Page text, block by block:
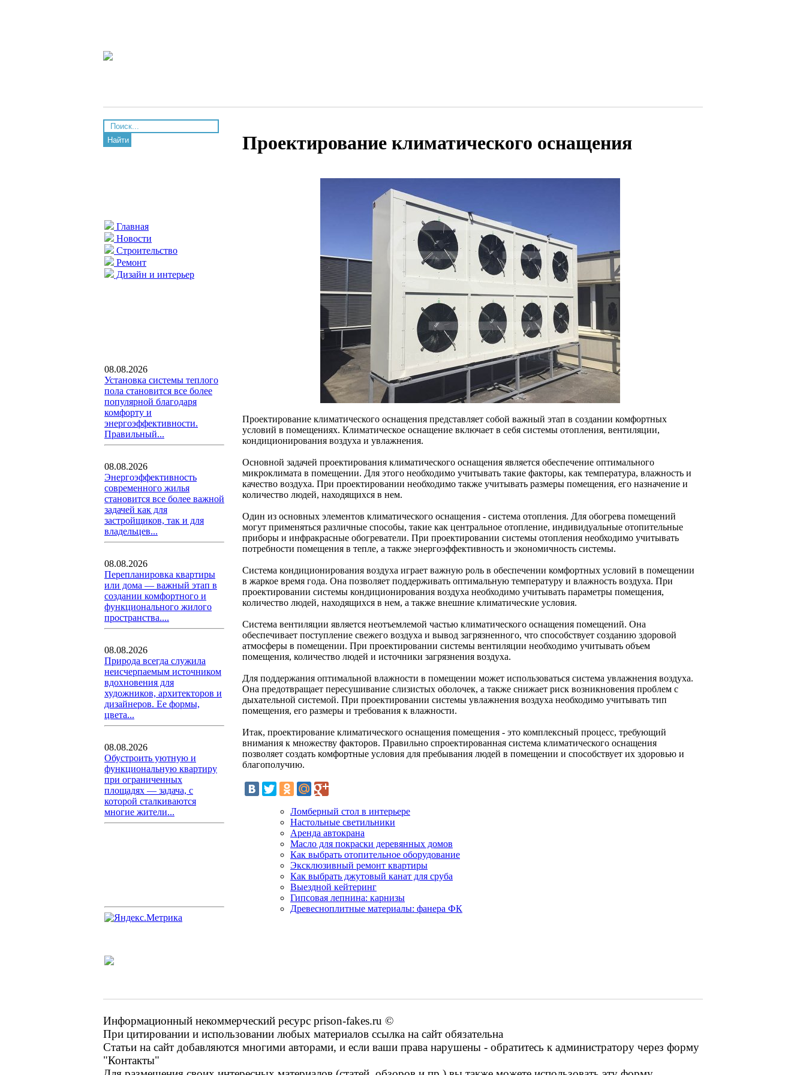
Найти
Главная
Новости
Строительство
Ремонт
Дизайн и интерьер
08.08.2026
Установка системы теплого
пола становится все более
популярной благодаря
комфорту и
энергоэффективности.
Правильный...
08.08.2026
Энергоэффективность
современного жилья
становится все более важной
задачей как для
застройщиков, так и для
владельцев...
08.08.2026
Перепланировка квартиры
или дома — важный этап в
создании комфортного и
функционального жилого
пространства....
08.08.2026
Природа всегда служила
неисчерпаемым источником
вдохновения для
художников, архитекторов и
дизайнеров. Ее формы,
цвета...
08.08.2026
Обустроить уютную и
функциональную квартиру
при ограниченных
площадях — задача, с
которой сталкиваются
многие жители...
Проектирование климатического оснащения
Проектирование климатического оснащения представляет собой важный этап в создании комфортных
условий в помещениях. Климатическое оснащение включает в себя системы отопления, вентиляции,
кондиционирования воздуха и увлажнения.
Основной задачей проектирования климатического оснащения является обеспечение оптимального
микроклимата в помещении. Для этого необходимо учитывать такие факторы, как температура, влажность и
качество воздуха. При проектировании необходимо также учитывать размеры помещения, его назначение и
количество людей, находящихся в нем.
Один из основных элементов климатического оснащения - система отопления. Для обогрева помещений
могут применяться различные способы, такие как центральное отопление, индивидуальные отопительные
приборы и инфракрасные обогреватели. При проектировании системы отопления необходимо учитывать
потребности помещения в тепле, а также энергоэффективность и экономичность системы.
Система кондиционирования воздуха играет важную роль в обеспечении комфортных условий в помещении
в жаркое время года. Она позволяет поддерживать оптимальную температуру и влажность воздуха. При
проектировании системы кондиционирования воздуха необходимо учитывать параметры помещения,
количество людей, находящихся в нем, а также внешние климатические условия.
Система вентиляции является неотъемлемой частью климатического оснащения помещений. Она
обеспечивает поступление свежего воздуха и вывод загрязненного, что способствует созданию здоровой
атмосферы в помещении. При проектировании системы вентиляции необходимо учитывать объем
помещения, количество людей и источники загрязнения воздуха.
Для поддержания оптимальной влажности в помещении может использоваться система увлажнения воздуха.
Она предотвращает пересушивание слизистых оболочек, а также снижает риск возникновения проблем с
дыхательной системой. При проектировании системы увлажнения воздуха необходимо учитывать тип
помещения, его размеры и требования к влажности.
Итак, проектирование климатического оснащения помещения - это комплексный процесс, требующий
внимания к множеству факторов. Правильно спроектированная система климатического оснащения
позволяет создать комфортные условия для пребывания людей в помещении и способствует их здоровью и
благополучию.
Ломберный стол в интерьере
Настольные светильники
Аренда автокрана
Масло для покраски деревянных домов
Как выбрать отопительное оборудование
Эксклюзивный ремонт квартиры
Как выбрать джутовый канат для сруба
Выездной кейтеринг
Гипсовая лепнина: карнизы
Древесноплитные материалы: фанера ФК
Информационный некоммерческий ресурс prison-fakes.ru ©
При цитировании и использовании любых материалов ссылка на сайт обязательна
Статьи на сайт добавляются многими авторами, и если ваши права нарушены - обратитесь к администратору через форму
"Контакты"